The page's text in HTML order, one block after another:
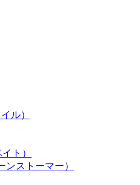
ル）
ト）
ンストーマー）